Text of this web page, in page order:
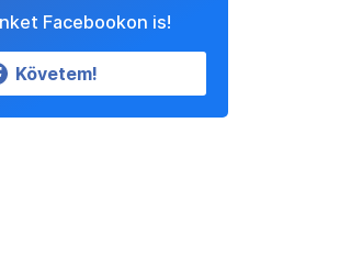
Facebookon is!
Követem!